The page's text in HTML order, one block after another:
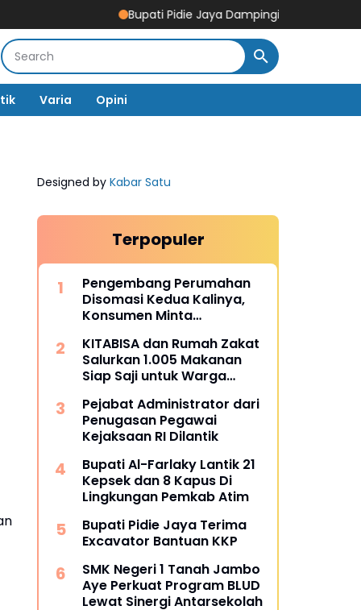
Bupati Pidie Jaya Dampingi Tim Pemerintah
Varia Opini
Designed by Kabar Satu
Terpopuler
Pengembang Perumahan
Disomasi Kedua Kalinya,
Konsumen Minta
Juta
KITABISA dan Rumah Zakat
Salurkan 1.005 Makanan
Siap Saji untuk Warga
Pejabat Administrator dari
Penugasan Pegawai
Kejaksaan RI Dilantik
Bupati Al-Farlaky Lantik 21
Kepsek dan 8 Kapus Di
Lingkungan Pemkab Atim
Bupati Pidie Jaya Terima
Excavator Bantuan KKP
SMK Negeri 1 Tanah Jambo
Aye Perkuat Program BLUD
Lewat Sinergi Antarsekolah